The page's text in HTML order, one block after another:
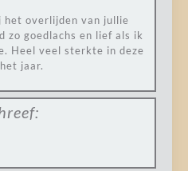
het overlijden van jullie
zo goedlachs en lief als ik
Heel veel sterkte in deze
jaar.